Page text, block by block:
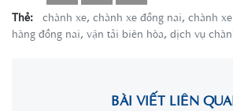
Thẻ: chành xe, chành xe đồng nai, chành
hàng đồng nai, vận tải biên hòa, dịch vụ
BÀI VIẾT LIÊN